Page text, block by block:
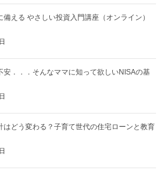
備える やさしい投資入門講座（オンライン）
安．．．そんなママに知って欲しいNISAの基
はどう変わる？子育て世代の住宅ローンと教育